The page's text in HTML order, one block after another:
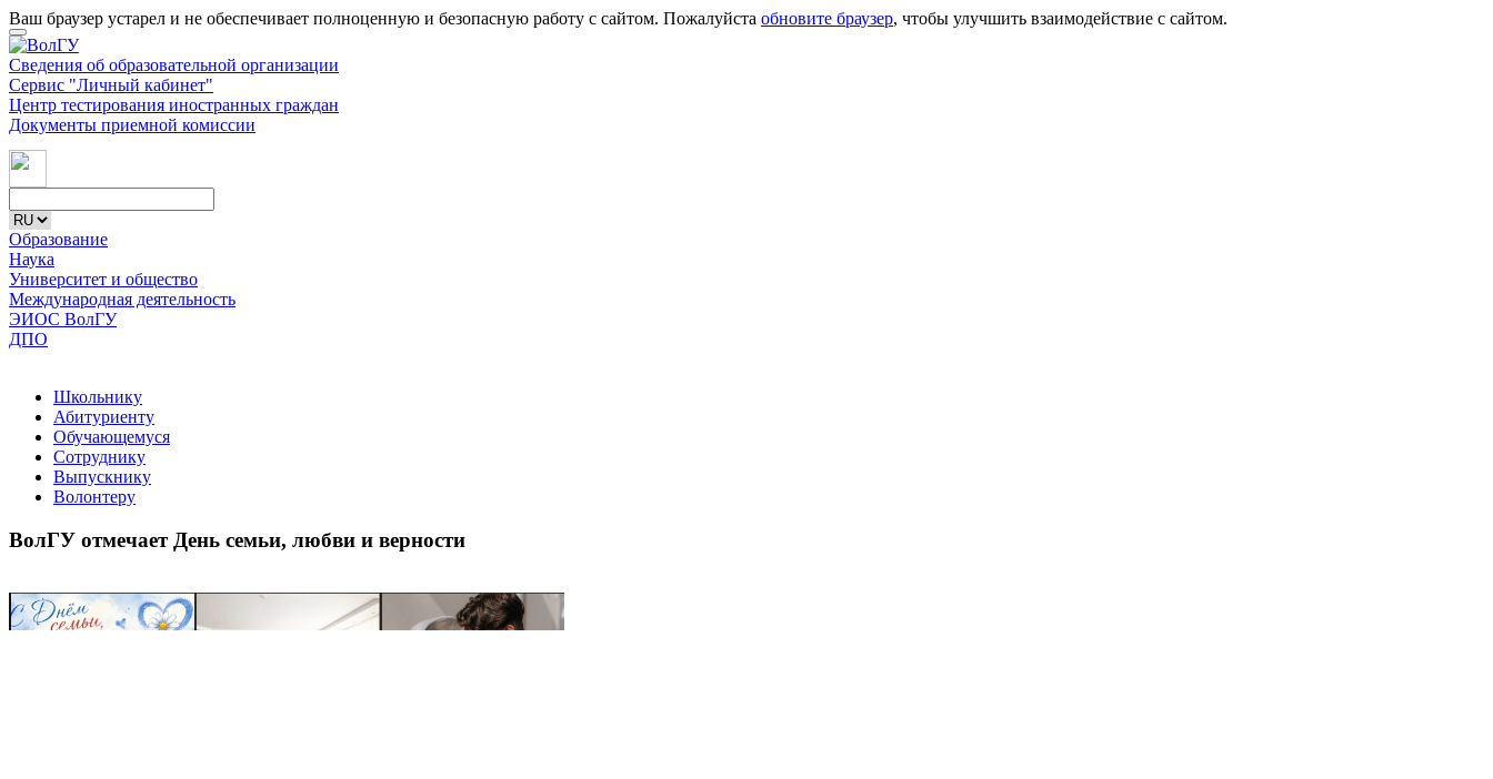
Ваш браузер устарел и не обеспечивает полноценную и безопасную работу с сайтом. Пожалуйста обновите браузер, чтобы улучшить взаимодействие с сайтом.
Сведения об образовательной организации
Сервис "Личный кабинет"
Центр тестирования иностранных граждан
Документы приемной комиссии
Образование
Наука
Университет и общество
Международная деятельность
ЭИОС ВолГУ
ДПО
Школьнику
Абитуриенту
Обучающемуся
Сотруднику
Выпускнику
Волонтеру
ВолГУ отмечает День семьи, любви и верности